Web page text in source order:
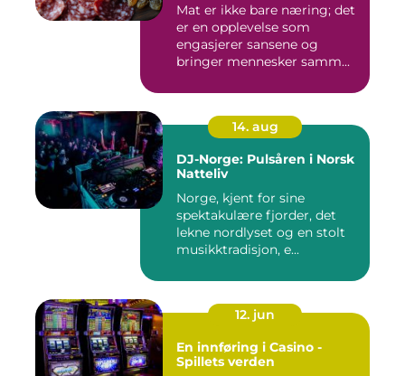
Mat er ikke bare næring; det
er en opplevelse som
engasjerer sansene og
bringer mennesker samm...
14. aug
DJ-Norge: Pulsåren i Norsk
Natteliv
Norge, kjent for sine
spektakulære fjorder, det
lekne nordlyset og en stolt
musikktradisjon, e...
12. jun
En innføring i Casino -
Spillets verden